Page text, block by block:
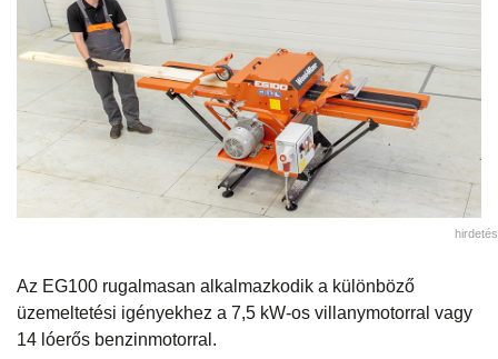
hirdetés
Az EG100 rugalmasan alkalmazkodik a különböző
üzemeltetési igényekhez a 7,5 kW-os villanymotorral vagy
14 lóerős benzinmotorral.